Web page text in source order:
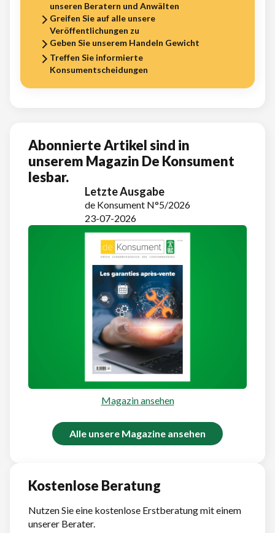
unseren Beratern und Anwälten
Greifen Sie auf alle unsere
Veröffentlichungen zu
Geben Sie unserem Handeln Gewicht
Treffen Sie informierte
Konsumentscheidungen
Abonnierte Artikel sind in
unserem Magazin De Konsument
lesbar.
Letzte Ausgabe
de Konsument N°5/2026
23-07-2026
Magazin ansehen
Alle unsere Magazine ansehen
Kostenlose Beratung
Nutzen Sie eine kostenlose Erstberatung mit einem
unserer Berater.